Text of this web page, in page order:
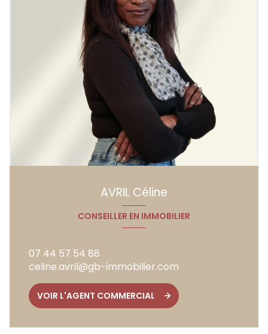
AVRIL Céline
CONSEILLER EN IMMOBILIER
07 44 57 54 88
celine.avril@gb-immobilier.com
VOIR L'AGENT COMMERCIAL